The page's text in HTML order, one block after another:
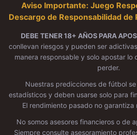
Aviso Importante: Juego
Descargo de Responsabilidad de
DEBE TENER 18+ AÑOS PARA
conllevan riesgos y pueden ser
manera responsable y solo apostar lo
perder.
Nuestras predicciones de fútbol
estadísticos y deben usarse solo para
El rendimiento pasado no garantiza
No somos asesores financieros o de
Siempre consulte asesoramiento